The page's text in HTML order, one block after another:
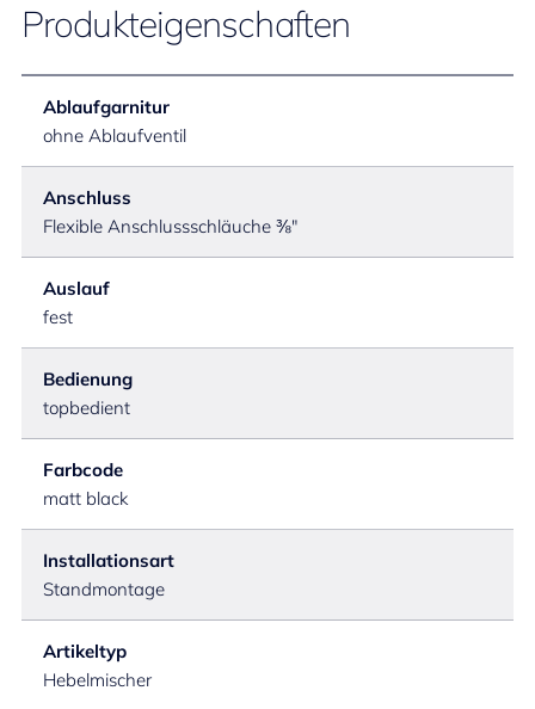
Produkteigenschaften
Ablaufgarnitur
ohne Ablaufventil
Anschluss
Flexible Anschlussschläuche ⅜"
Auslauf
fest
Bedienung
topbedient
Farbcode
matt black
Installationsart
Standmontage
Artikeltyp
Hebelmischer